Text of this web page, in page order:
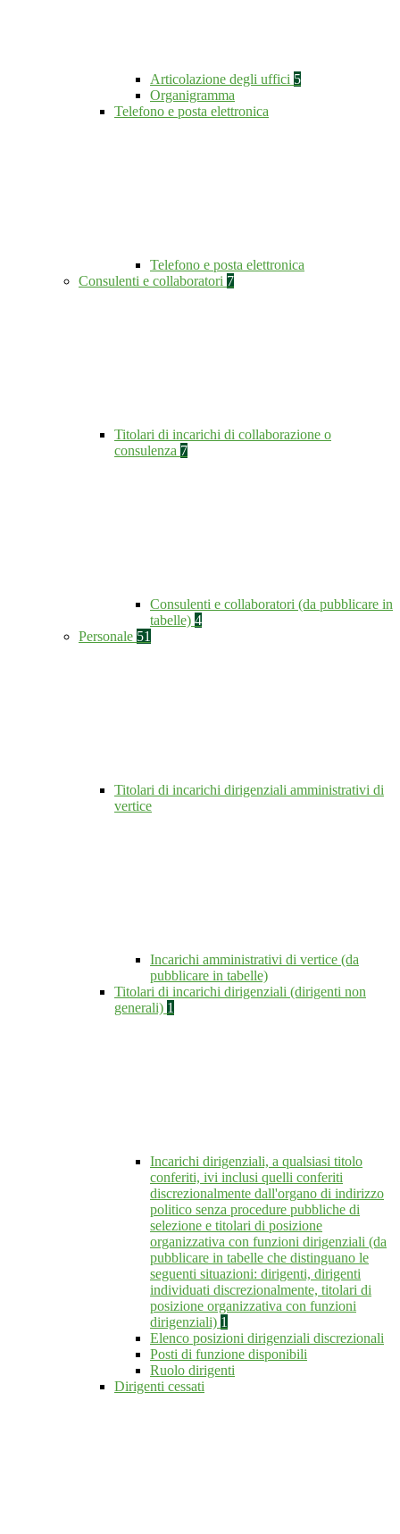
Articolazione degli uffici 5
Organigramma
Telefono e posta elettronica
Telefono e posta elettronica
Consulenti e collaboratori 7
Titolari di incarichi di collaborazione o
consulenza 7
Consulenti e collaboratori (da pubblicare in
tabelle) 4
Personale 51
Titolari di incarichi dirigenziali amministrativi di
vertice
Incarichi amministrativi di vertice (da
pubblicare in tabelle)
Titolari di incarichi dirigenziali (dirigenti non
generali) 1
Incarichi dirigenziali, a qualsiasi titolo
conferiti, ivi inclusi quelli conferiti
discrezionalmente dall'organo di indirizzo
politico senza procedure pubbliche di
selezione e titolari di posizione
organizzativa con funzioni dirigenziali (da
pubblicare in tabelle che distinguano le
seguenti situazioni: dirigenti, dirigenti
individuati discrezionalmente, titolari di
posizione organizzativa con funzioni
dirigenziali) 1
Elenco posizioni dirigenziali discrezionali
Posti di funzione disponibili
Ruolo dirigenti
Dirigenti cessati